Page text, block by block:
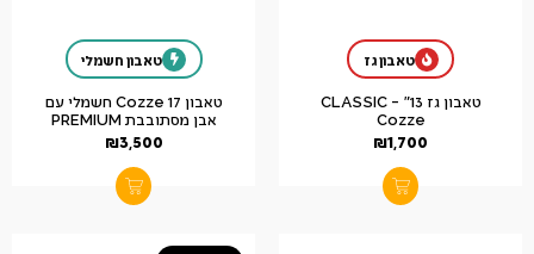
טאבון גז
טאבון גז 13" CLASSIC –
Cozze
₪1,700
טאבון חשמלי
טאבון Cozze 17 חשמלי עם
אבן מסתובבת PREMIUM
₪3,500